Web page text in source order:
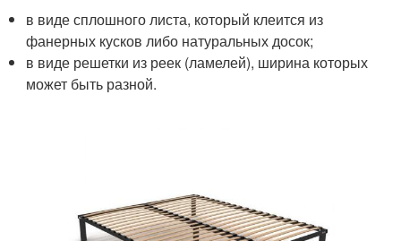
в виде сплошного листа, который клеится из
фанерных кусков либо натуральных досок;
в виде решетки из реек (ламелей), ширина которых
может быть разной.